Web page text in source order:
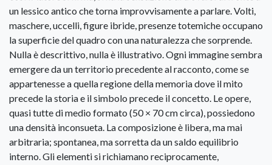
un lessico antico che torna improvvisamente a parlare. Volti,
maschere, uccelli, figure ibride, presenze totemiche occupano
la superficie del quadro con una naturalezza che sorprende.
Nulla è descrittivo, nulla è illustrativo. Ogni immagine sembra
emergere da un territorio precedente al racconto, come se
appartenesse a quella regione della memoria dove il mito
precede la storia e il simbolo precede il concetto. Le opere,
quasi tutte di medio formato (50 × 70 cm circa), possiedono
una densità inconsueta. La composizione è libera, ma mai
arbitraria; spontanea, ma sorretta da un saldo equilibrio
interno. Gli elementi si richiamano reciprocamente,